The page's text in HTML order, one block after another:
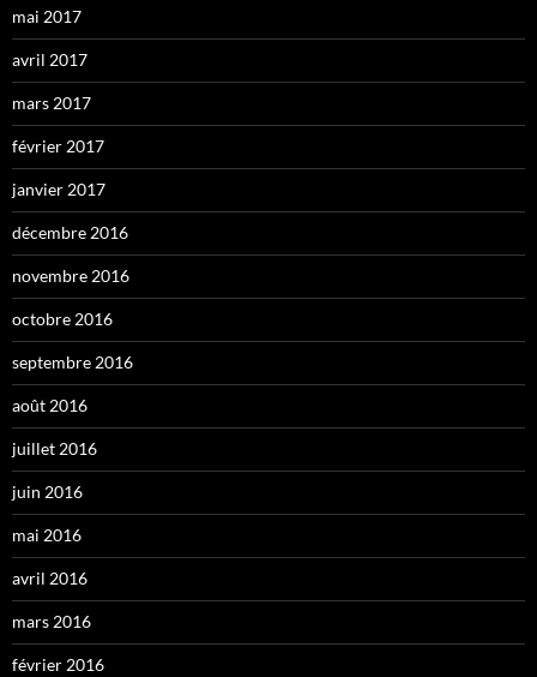
mai 2017
avril 2017
mars 2017
février 2017
janvier 2017
décembre 2016
novembre 2016
octobre 2016
septembre 2016
août 2016
juillet 2016
juin 2016
mai 2016
avril 2016
mars 2016
février 2016